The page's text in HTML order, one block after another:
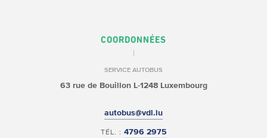
COORDONNÉES
SERVICE AUTOBUS
63 rue de BouillonL-1248 Luxembourg
autobus@vdl.lu
TÉL. : 4796 2975